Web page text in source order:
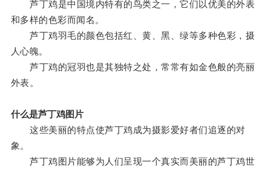
芦丁鸡是中国境内特有的鸟类之一，它们以优美的外表
和多样的色彩而闻名。
芦丁鸡羽毛的颜色包括红、黄、黑、绿等多种色彩，摄
人心魄。
芦丁鸡的冠羽也是其独特之处，常常有如金色般的亮丽
外表。
什么是芦丁鸡图片
这些美丽的特点使芦丁鸡成为摄影爱好者们追逐的对
象。
芦丁鸡图片能够为人们呈现一个真实而美丽的芦丁鸡世